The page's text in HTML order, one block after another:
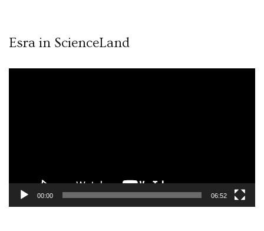
Esra in ScienceLand
00:00 06:52